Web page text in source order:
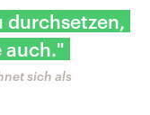
durchsetzen,
auch."
sich als